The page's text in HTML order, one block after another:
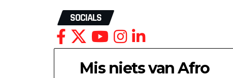
SOCIALS
Mis niets van Afro